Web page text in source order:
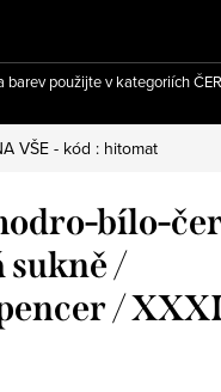
barev použijte v kategoriích
VŠE - kód : hitomat
bílo-
sukně /
/